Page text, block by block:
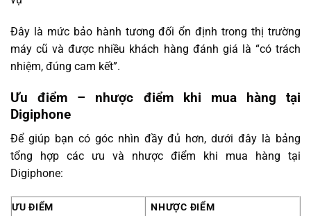
Đây là mức bảo hành tương đối ổn định trong thị trường
máy cũ và được nhiều khách hàng đánh giá là “có trách
nhiệm, đúng cam kết”.
Ưu điểm – nhược điểm khi mua hàng tại
Digiphone
Để giúp bạn có góc nhìn đầy đủ hơn, dưới đây là bảng
tổng hợp các ưu và nhược điểm khi mua hàng tại
Digiphone:
ƯU ĐIỂM
NHƯỢC ĐIỂM